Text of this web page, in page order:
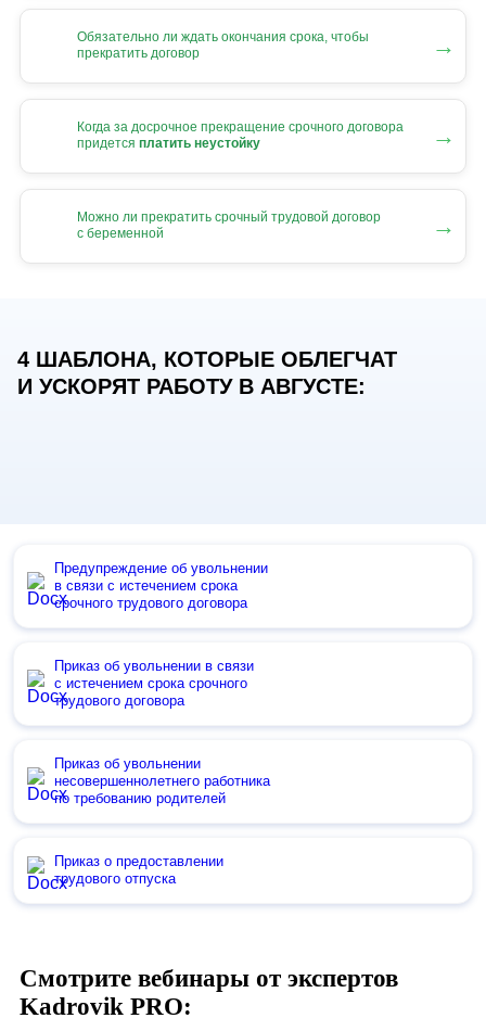
Обязательно ли ждать окончания срока, чтобы
прекратить договор
→
Когда за досрочное прекращение срочного договора
придется платить неустойку →
Можно ли прекратить срочный трудовой договор
с беременной
→
4 ШАБЛОНА, КОТОРЫЕ ОБЛЕГЧАТ
И УСКОРЯТ РАБОТУ В АВГУСТЕ:
Предупреждение об увольнении
в связи с истечением срока
срочного трудового договора
Приказ об увольнении в связи
с истечением срока срочного
трудового договора
Приказ об увольнении
несовершеннолетнего работника
по требованию родителей
Приказ о предоставлении
трудового отпуска
Смотрите вебинары от экспертов
Kadrovik PRO: